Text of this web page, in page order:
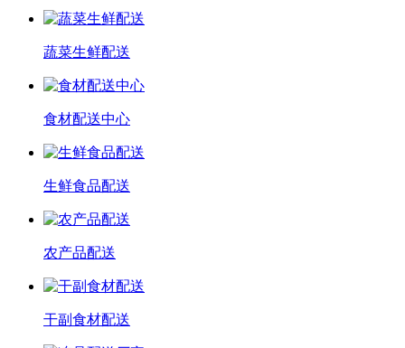
蔬菜生鲜配送
食材配送中心
生鲜食品配送
农产品配送
干副食材配送